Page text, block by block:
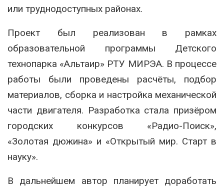
или труднодоступных районах.
Проект был реализован в рамках
образовательной программы Детского
технопарка «Альтаир» РТУ МИРЭА. В процессе
работы были проведены расчёты, подбор
материалов, сборка и настройка механической
части двигателя. Разработка стала призёром
городских конкурсов «Радио-Поиск»,
«Золотая дюжина» и «Открытый мир. Старт в
науку».
В дальнейшем автор планирует доработать